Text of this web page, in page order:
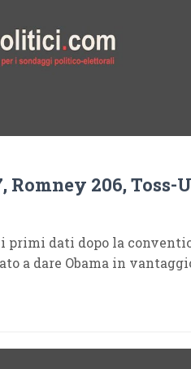
Romney 206, Toss-
primi dati dopo la
a dare Obama in